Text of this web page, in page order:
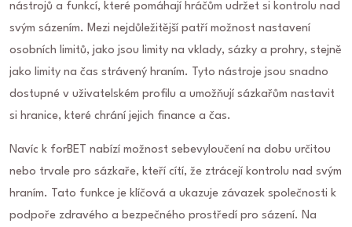
nástrojů a funkcí, které pomáhají hráčům udržet si kontrolu nad
svým sázením. Mezi nejdůležitější patří možnost nastavení
osobních limitů, jako jsou limity na vklady, sázky a prohry, stejně
jako limity na čas strávený hraním. Tyto nástroje jsou snadno
dostupné v uživatelském profilu a umožňují sázkařům nastavit
si hranice, které chrání jejich finance a čas.
Navíc k forBET nabízí možnost sebevyloučení na dobu určitou
nebo trvale pro sázkaře, kteří cítí, že ztrácejí kontrolu nad svým
hraním. Tato funkce je klíčová a ukazuje závazek společnosti k
podpoře zdravého a bezpečného prostředí pro sázení. Na